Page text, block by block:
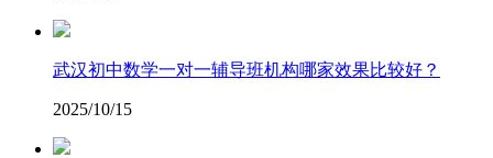
武汉初中数学一对一辅导班机构哪家效果比较好？
2025/10/15